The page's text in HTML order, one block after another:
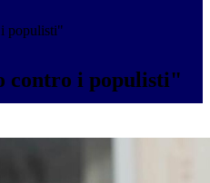
populisti"
contro i populisti"